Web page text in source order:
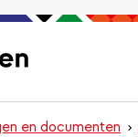
en documenten